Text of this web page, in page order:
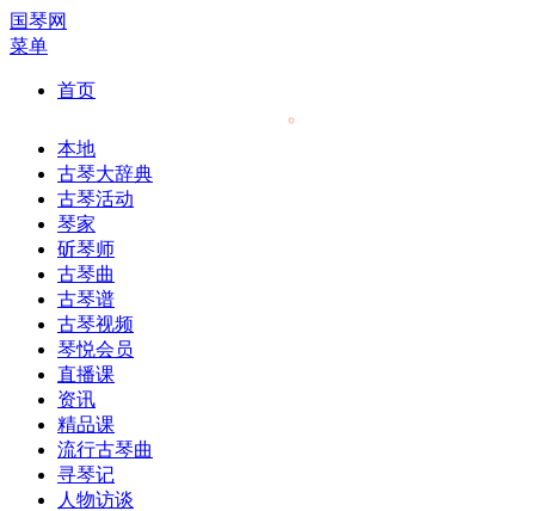
国琴网
菜单
首页
本地
古琴大辞典
古琴活动
琴家
斫琴师
古琴曲
古琴谱
古琴视频
琴悦会员
直播课
资讯
精品课
流行古琴曲
寻琴记
人物访谈